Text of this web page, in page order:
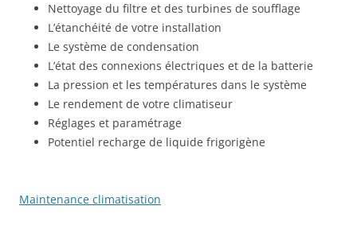
Nettoyage du filtre et des turbines de soufflage
L’étanchéité de votre installation
Le système de condensation
L’état des connexions électriques et de la batterie
La pression et les températures dans le système
Le rendement de votre climatiseur
Réglages et paramétrage
Potentiel recharge de liquide frigorigène
Maintenance climatisation